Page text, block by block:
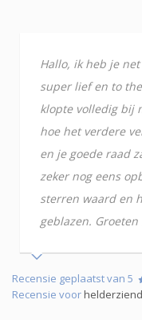
Hallo, ik heb je
super lief en to
klopte volledig bij
hoe het verdere
en je goede raad
zeker nog eens
sterren waard en
geblazen.
Recensie geplaatst van 5
Recensie voor